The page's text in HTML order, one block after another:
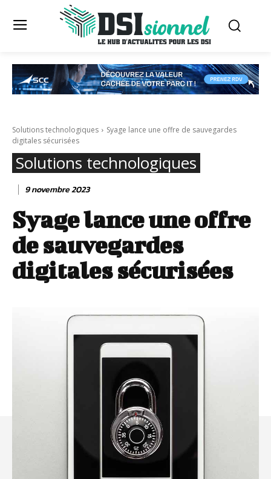
Solutions technologiques
Syage lance une offre de sauvegardes
digitales sécurisées
Solutions technologiques
9 novembre 2023
Syage lance une offre
de sauvegardes
digitales sécurisées